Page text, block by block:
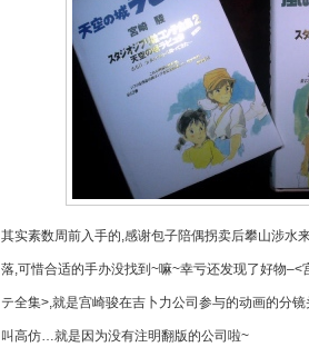
其实素数周前入手的,感谢包子陪偶拐卖后攀山涉水
落,可惜合适的手办没找到~嘛~幸亏还发现了好物–<
テ全集>,就是宫崎骏在吉卜力公司参与的动画的分
叫高仿…就是因为没有注明翻版的公司啦~